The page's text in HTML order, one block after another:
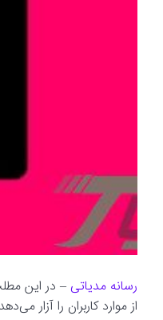
رسانه مدیاتی
از موارد کاربران را آزار